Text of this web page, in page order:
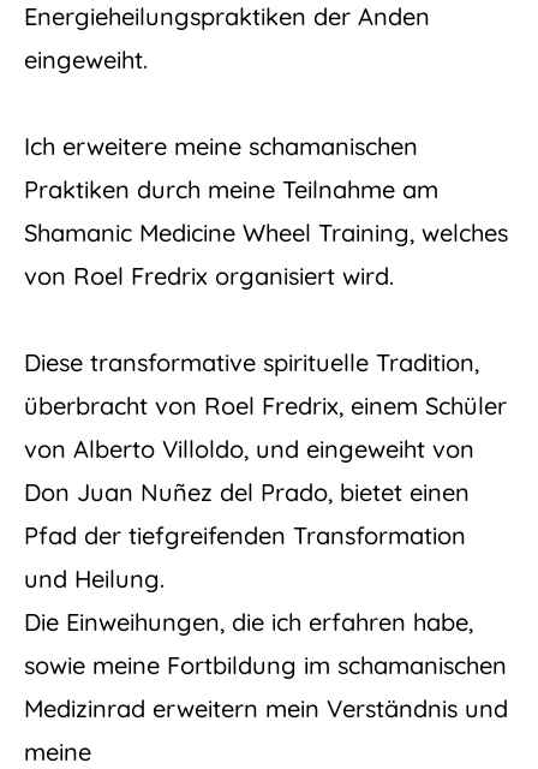
Energieheilungspraktiken der Anden
eingeweiht.
Ich erweitere meine schamanischen
Praktiken durch meine Teilnahme am
Shamanic Medicine Wheel Training, welches
von Roel Fredrix organisiert wird.
Diese transformative spirituelle Tradition,
überbracht von Roel Fredrix, einem Schüler
von Alberto Villoldo, und eingeweiht von
Don Juan Nuñez del Prado, bietet einen
Pfad der tiefgreifenden Transformation
und Heilung.
Die Einweihungen, die ich erfahren habe,
sowie meine Fortbildung im schamanischen
Medizinrad erweitern mein Verständnis und
meine